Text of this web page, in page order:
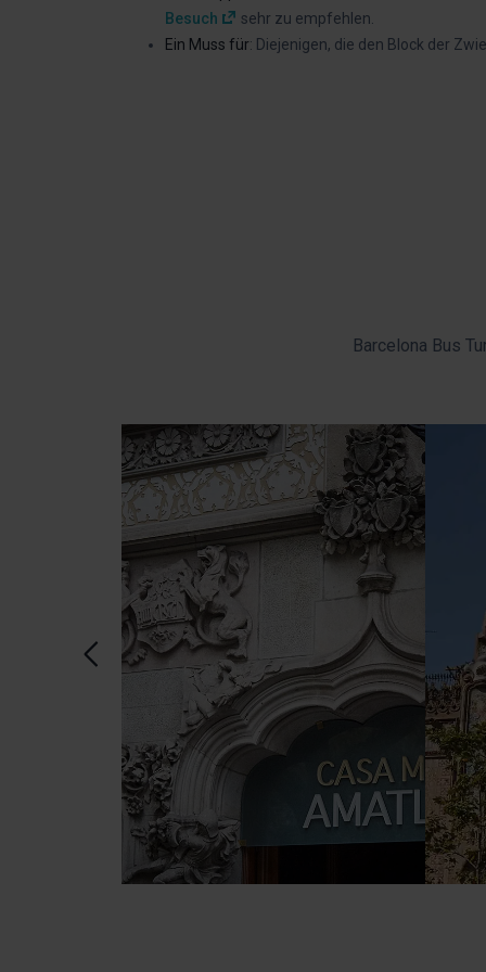
Besuch
sehr zu empfehlen.
Ein Muss für: Diejenigen, die den Block der
Barcelona Bus